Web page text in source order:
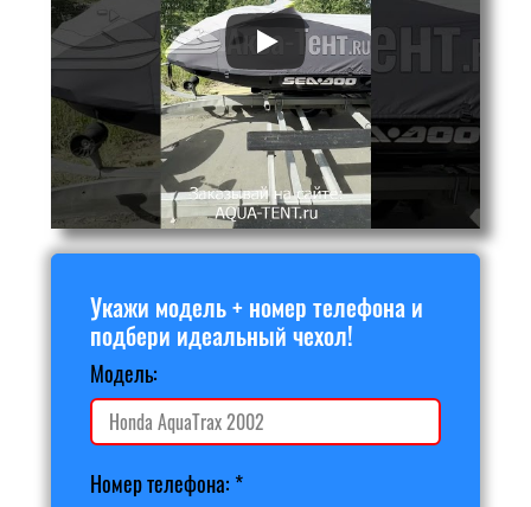
Укажи модель + номер телефона и
подбери идеальный чехол!
Модель:
Номер телефона: